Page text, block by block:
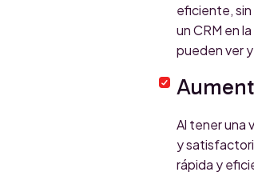
eficiente,
un CRM en
pueden ver
Al tener una
y
rápida y